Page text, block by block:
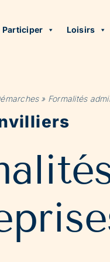
Participer Loisirs
» Formalités